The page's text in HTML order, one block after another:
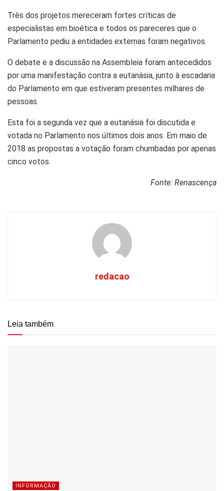
Três dos projetos mereceram fortes críticas de
especialistas em bioética e todos os pareceres que o
Parlamento pediu a entidades externas foram negativos.
O debate e a discussão na Assembleia foram antecedidos
por uma manifestação contra a eutanásia, junto à escadaria
do Parlamento em que estiveram presentes milhares de
pessoas.
Esta foi a segunda vez que a eutanásia foi discutida e
votada no Parlamento nos últimos dois anos. Em maio de
2018 as propostas a votação foram chumbadas por apenas
cinco votos.
Fonte: Renascença
redacao
Leia também
INFORMAÇÃO